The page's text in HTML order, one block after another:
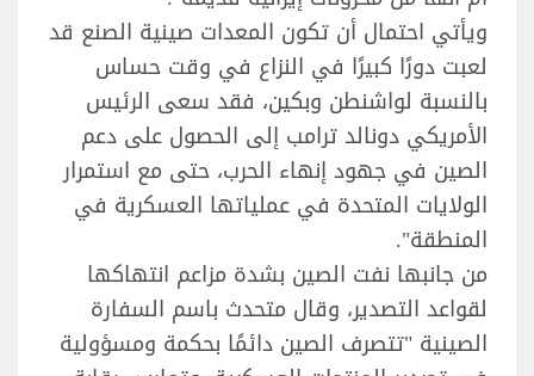
ويأتي احتمال أن تكون المعدات صينية الصنع قد
لعبت دورًا كبيرًا في النزاع في وقت حساس
بالنسبة لواشنطن وبكين، فقد سعى الرئيس
الأمريكي دونالد ترامب إلى الحصول على دعم
الصين في جهود إنهاء الحرب، حتى مع استمرار
الولايات المتحدة في عملياتها العسكرية في
المنطقة".
من جانبها نفت الصين بشدة مزاعم انتهاكها
لقواعد التصدير، وقال متحدث باسم السفارة
الصينية "تتصرف الصين دائمًا بحكمة ومسؤولية